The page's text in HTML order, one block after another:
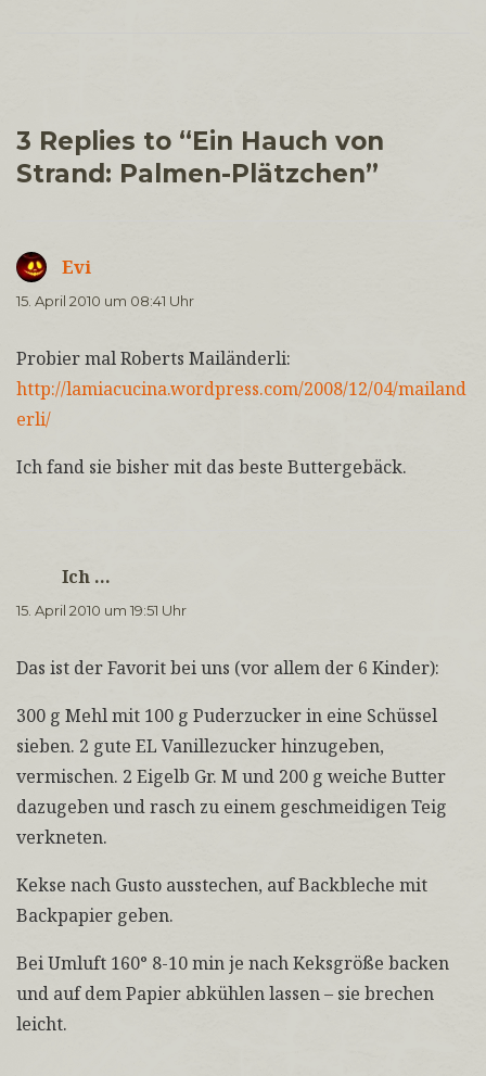
3 Replies to “Ein Hauch von
Strand: Palmen-Plätzchen”
Evi
15. April 2010 um 08:41 Uhr
Probier mal Roberts Mailänderli:
http://lamiacucina.wordpress.com/2008/12/04/mailand
erli/
Ich fand sie bisher mit das beste Buttergebäck.
Ich ...
15. April 2010 um 19:51 Uhr
Das ist der Favorit bei uns (vor allem der 6 Kinder):
300 g Mehl mit 100 g Puderzucker in eine Schüssel
sieben. 2 gute EL Vanillezucker hinzugeben,
vermischen. 2 Eigelb Gr. M und 200 g weiche Butter
dazugeben und rasch zu einem geschmeidigen Teig
verkneten.
Kekse nach Gusto ausstechen, auf Backbleche mit
Backpapier geben.
Bei Umluft 160° 8-10 min je nach Keksgröße backen
und auf dem Papier abkühlen lassen – sie brechen
leicht.